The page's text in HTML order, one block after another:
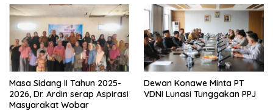
Masa Sidang II Tahun 2025-
2026, Dr. Ardin serap Aspirasi
Masyarakat Wobar
Dewan Konawe Minta PT
VDNI Lunasi Tunggakan PPJ